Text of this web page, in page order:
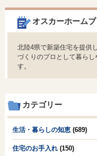
オスカーホーム
北陸4県で新築住宅を提供
づくりのプロとして暮ら
す。
カテゴリー
生活・暮らしの知恵 (689)
住宅のお手入れ (150)